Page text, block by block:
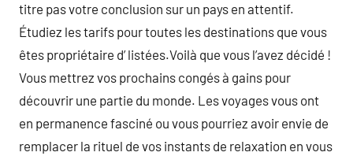
titre pas votre conclusion sur un pays en attentif.
Étudiez les tarifs pour toutes les destinations que vous
êtes propriétaire d’ listées.Voilà que vous l’avez décidé !
Vous mettrez vos prochains congés à gains pour
découvrir une partie du monde. Les voyages vous ont
en permanence fasciné ou vous pourriez avoir envie de
remplacer la rituel de vos instants de relaxation en vous